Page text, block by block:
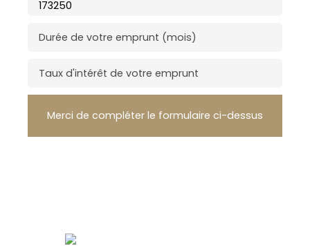
Durée de votre emprunt (mois)
Taux d'intérêt de votre emprunt
Merci de compléter le formulaire ci-dessus